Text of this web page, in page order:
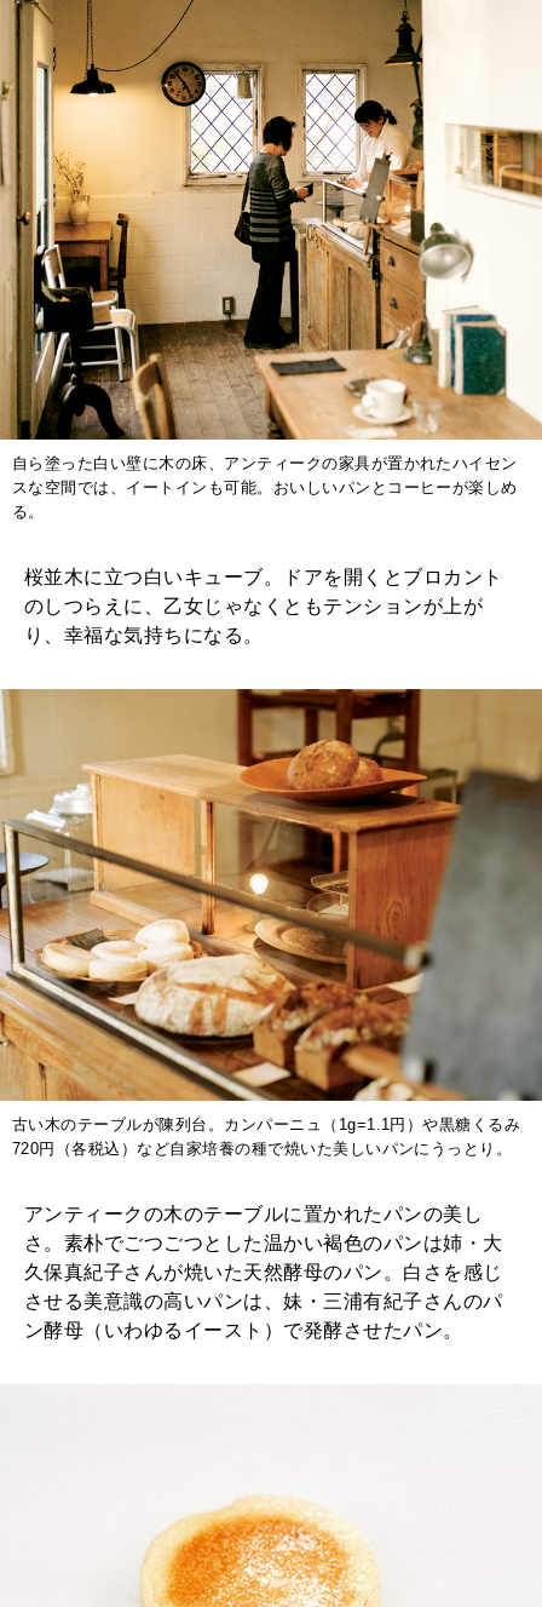
自ら塗った白い壁に木の床、アンティークの家具が置かれたハイセン
スな空間では、イートインも可能。おいしいパンとコーヒーが楽しめ
る。
桜並木に立つ白いキューブ。ドアを開くとブロカント
のしつらえに、乙女じゃなくともテンションが上が
り、幸福な気持ちになる。
古い木のテーブルが陳列台。カンパーニュ（1g=1.1円）や黒糖くるみ
720円（各税込）など自家培養の種で焼いた美しいパンにうっとり。
アンティークの木のテーブルに置かれたパンの美し
さ。素朴でごつごつとした温かい褐色のパンは姉・大
久保真紀子さんが焼いた天然酵母のパン。白さを感じ
させる美意識の高いパンは、妹・三浦有紀子さんのパ
ン酵母（いわゆるイースト）で発酵させたパン。